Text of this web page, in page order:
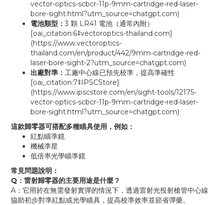
vector-optics-scbcr-11p-9mm-cartridge-red-laser-
bore-sight.html?utm_source=chatgpt.com)
電池類型： 3 顆 LR41 電池（通常內附）
[oai_citation:6‡vectoroptics-thailand.com]
(https://www.vectoroptics-
thailand.com/en/product/442/9mm-cartridge-red-
laser-bore-sight-2?utm_source=chatgpt.com)
出廠對準： 工廠中心線已預先校準，提高準確性
[oai_citation:7‡IPSCStore]
(https://www.ipscstore.com/en/sight-tools/12175-
vector-optics-scbcr-11p-9mm-cartridge-red-laser-
bore-sight.html?utm_source=chatgpt.com)
這款歸零器可搭配多種瞄具使用，例如：
紅點瞄準鏡
機械準星
低倍率光學瞄準鏡
常見問題說明：
Q：雷射歸零器的主要用途是什麼？
A：它用於在無需發射實彈的情況下，透過雷射光投射槍管中心線
協助初步對準紅點或光學瞄具，提高校準效率並節省彈藥。